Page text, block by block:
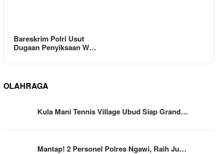
Bareskrim Polri Usut
Dugaan Penyiksaan W…
OLAHRAGA
Kula Mani Tennis Village Ubud Siap Grand…
Mantap! 2 Personel Polres Ngawi, Raih Ju…